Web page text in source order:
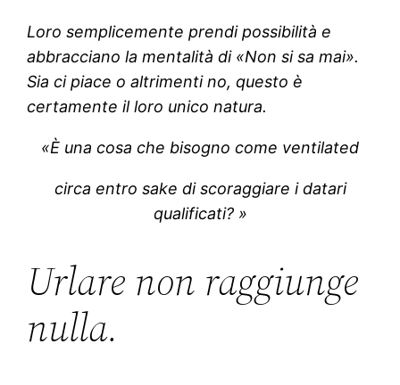
Loro semplicemente prendi possibilità e
abbracciano la mentalità di «Non si sa mai».
Sia ci piace o altrimenti no, questo è
certamente il loro unico natura.
«È una cosa che bisogno come ventilated
circa entro sake di scoraggiare i datari
qualificati? »
Urlare non raggiunge
nulla.